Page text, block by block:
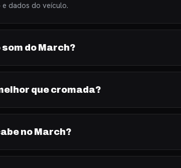
dados do veículo.
do March?
que cromada?
no March?